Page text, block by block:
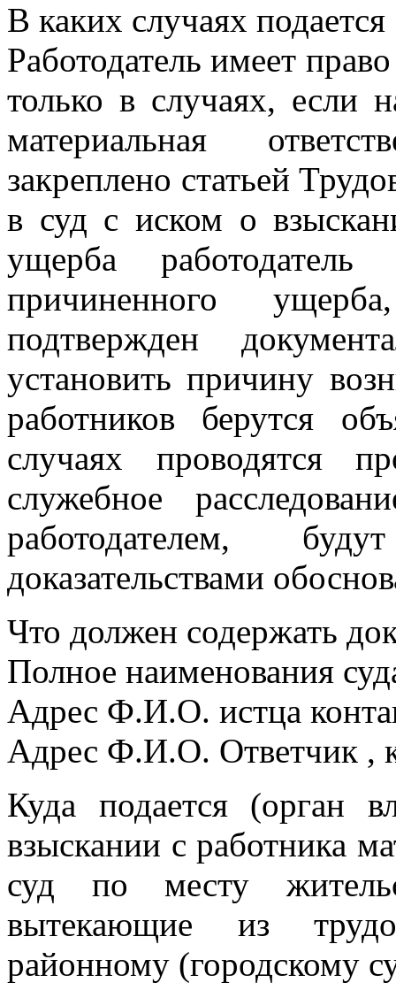
В каких случаях подается
Работодатель имеет
только в случаях, если
материальная
закреплено статьей
в суд с иском о
ущерба
причиненного
подтвержден
установить причину
работников берутся
случаях проводятся
служебное
работодателем,
доказательствами
Что должен содержать
Полное наименования
Адрес Ф.И.О. истца
Адрес Ф.И.О. Ответчик ,
Куда подается (орган
взыскании с работника
суд по месту
вытекающие из
районному (городскому